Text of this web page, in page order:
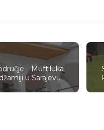
Muftiluka
u Sarajevu